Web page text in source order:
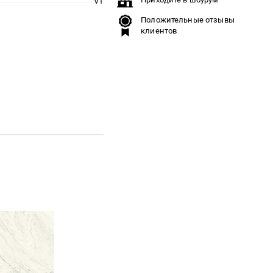
Положительные отзывы
клиентов